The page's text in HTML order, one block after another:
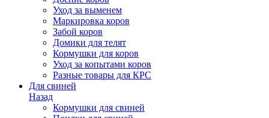
Уход за выменем
Маркировка коров
Забой коров
Домики для телят
Кормушки для коров
Уход за копытами коров
Разные товары для КРС
Для свиней
Назад
Кормушки для свиней